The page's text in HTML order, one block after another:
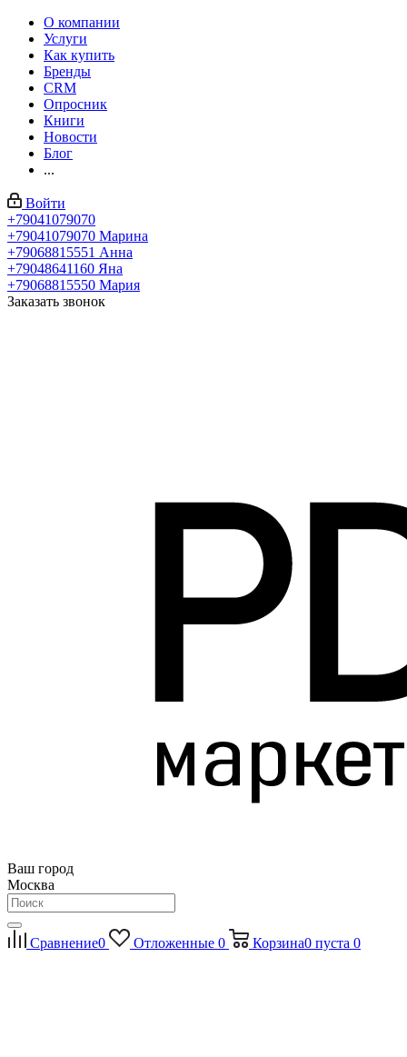
О компании
Услуги
Как купить
Бренды
CRM
Опросник
Книги
Новости
Блог
...
Войти
+79041079070
+79041079070 Марина
+79068815551 Анна
+79048641160 Яна
+79068815550 Мария
Заказать звонок
Ваш город
Москва
Сравнение0 Отложенные 0 Корзина0 пуста 0